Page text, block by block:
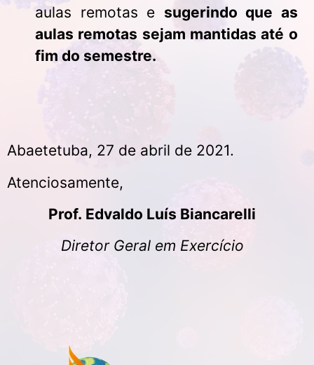
aulas remotas e sugerindo que as
aulas remotas sejam mantidas até o
fim do semestre.
Abaetetuba, 27 de abril de 2021.
Atenciosamente,
Prof. Edvaldo Luís Biancarelli
Diretor Geral em Exercício